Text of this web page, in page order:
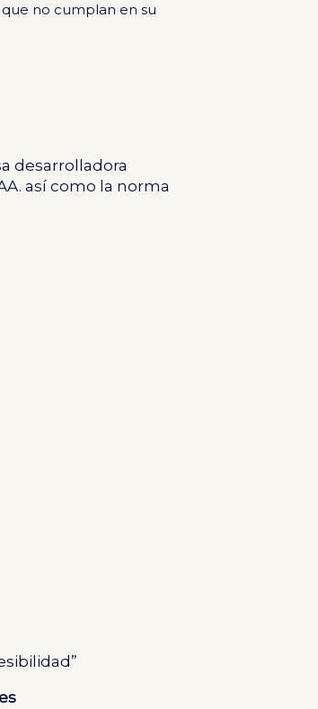
no cumplan en su
desarrolladora
así como la norma